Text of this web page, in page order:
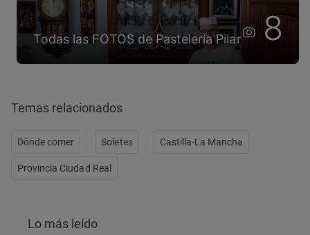
Todas las FOTOS de Pastelería Pilar 8
Temas relacionados
Dónde comer Soletes Castilla-La Mancha
Provincia Ciudad Real
Lo más leído